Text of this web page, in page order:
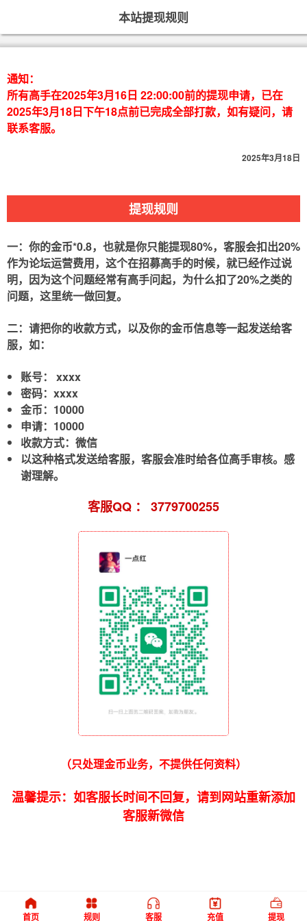
本站提现规则
通知：
所有高手在2025年3月16日 22:00:00前的提现申请，已在
2025年3月18日下午18点前已完成全部打款，如有疑问，请
联系客服。
2025年3月18日
提现规则
一：你的金币*0.8，也就是你只能提现80%，客服会扣出20%
作为论坛运营费用，这个在招募高手的时候，就已经作过说
明，因为这个问题经常有高手问起，为什么扣了20%之类的
问题，这里统一做回复。
二：请把你的收款方式，以及你的金币信息等一起发送给客
服，如：
账号： xxxx
密码：xxxx
金币：10000
申请：10000
收款方式：微信
以这种格式发送给客服，客服会准时给各位高手审核。感
谢理解。
客服QQ ： 3779700255
（只处理金币业务，不提供任何资料）
温馨提示：如客服长时间不回复，请到网站重新添加
客服新微信
首页 规则 客服 充值 提现